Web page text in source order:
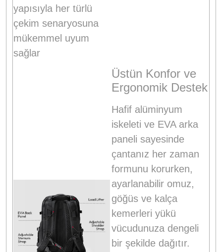
yapısıyla her türlü
çekim senaryosuna
mükemmel uyum
sağlar
Üstün Konfor ve
Ergonomik Destek
Hafif alüminyum
iskeleti ve EVA arka
paneli sayesinde
çantanız her zaman
formunu korurken,
ayarlanabilir omuz,
göğüs ve kalça
kemerleri yükü
vücudunuza dengeli
bir şekilde dağıtır.